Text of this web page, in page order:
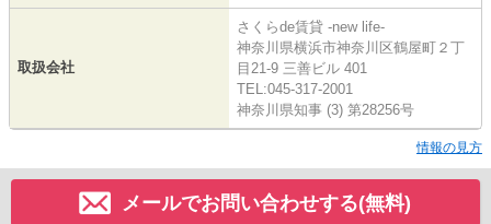
取扱会社
さくらde賃貸 -new life-
神奈川県横浜市神奈川区鶴屋町２丁
目21-9 三善ビル 401
TEL:045-317-2001
神奈川県知事 (3) 第28256号
情報の見方
メールでお問い合わせする(無料)